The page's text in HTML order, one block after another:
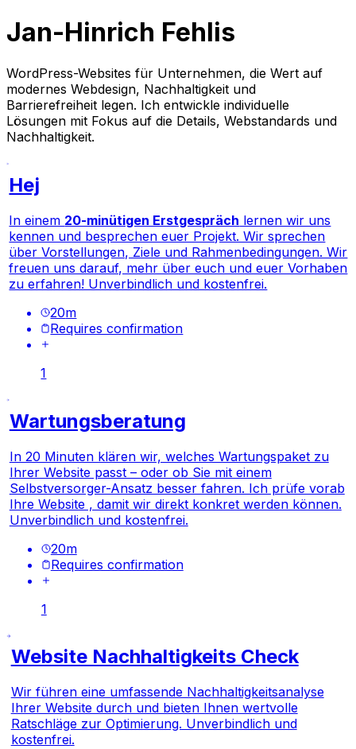
Jan-Hinrich Fehlis
WordPress-Websites für Unternehmen, die Wert auf
modernes Webdesign, Nachhaltigkeit und
Barrierefreiheit legen. Ich entwickle individuelle
Lösungen mit Fokus auf die Details, Webstandards und
Nachhaltigkeit.
Hej
In einem 20-minütigen Erstgespräch lernen wir uns
kennen und besprechen euer Projekt. Wir sprechen
über Vorstellungen, Ziele und Rahmenbedingungen. Wir
freuen uns darauf, mehr über euch und euer Vorhaben
zu erfahren! Unverbindlich und kostenfrei.
20m
Requires confirmation
1
Wartungsberatung
In 20 Minuten klären wir, welches Wartungspaket zu
Ihrer Website passt – oder ob Sie mit einem
Selbstversorger-Ansatz besser fahren. Ich prüfe vorab
Ihre Website , damit wir direkt konkret werden können.
Unverbindlich und kostenfrei.
20m
Requires confirmation
1
Website Nachhaltigkeits Check
Wir führen eine umfassende Nachhaltigkeitsanalyse
Ihrer Website durch und bieten Ihnen wertvolle
Ratschläge zur Optimierung. Unverbindlich und
kostenfrei.